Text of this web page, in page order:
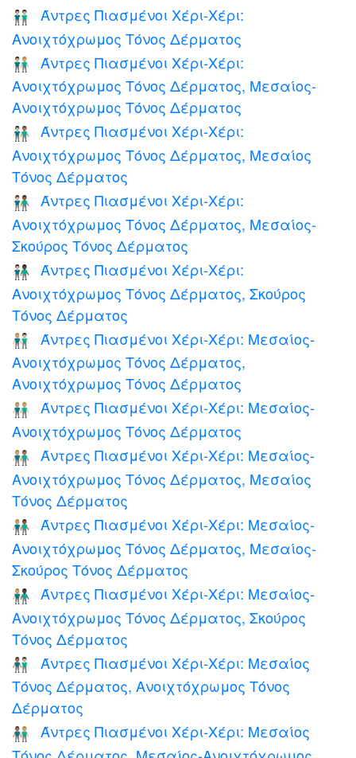
👬🏻
Άντρες Πιασμένοι Χέρι-Χέρι:
Ανοιχτόχρωμος Τόνος Δέρματος
👨🏻‍🤝‍👨🏼
Άντρες Πιασμένοι Χέρι-Χέρι:
Ανοιχτόχρωμος Τόνος Δέρματος, Μεσαίος-
Ανοιχτόχρωμος Τόνος Δέρματος
👨🏻‍🤝‍👨🏽
Άντρες Πιασμένοι Χέρι-Χέρι:
Ανοιχτόχρωμος Τόνος Δέρματος, Μεσαίος
Τόνος Δέρματος
👨🏻‍🤝‍👨🏾
Άντρες Πιασμένοι Χέρι-Χέρι:
Ανοιχτόχρωμος Τόνος Δέρματος, Μεσαίος-
Σκούρος Τόνος Δέρματος
👨🏻‍🤝‍👨🏿
Άντρες Πιασμένοι Χέρι-Χέρι:
Ανοιχτόχρωμος Τόνος Δέρματος, Σκούρος
Τόνος Δέρματος
👨🏼‍🤝‍👨🏻
Άντρες Πιασμένοι Χέρι-Χέρι: Μεσαίος-
Ανοιχτόχρωμος Τόνος Δέρματος,
Ανοιχτόχρωμος Τόνος Δέρματος
👬🏼
Άντρες Πιασμένοι Χέρι-Χέρι: Μεσαίος-
Ανοιχτόχρωμος Τόνος Δέρματος
👨🏼‍🤝‍👨🏽
Άντρες Πιασμένοι Χέρι-Χέρι: Μεσαίος-
Ανοιχτόχρωμος Τόνος Δέρματος, Μεσαίος
Τόνος Δέρματος
👨🏼‍🤝‍👨🏾
Άντρες Πιασμένοι Χέρι-Χέρι: Μεσαίος-
Ανοιχτόχρωμος Τόνος Δέρματος, Μεσαίος-
Σκούρος Τόνος Δέρματος
👨🏼‍🤝‍👨🏿
Άντρες Πιασμένοι Χέρι-Χέρι: Μεσαίος-
Ανοιχτόχρωμος Τόνος Δέρματος, Σκούρος
Τόνος Δέρματος
👨🏽‍🤝‍👨🏻
Άντρες Πιασμένοι Χέρι-Χέρι: Μεσαίος
Τόνος Δέρματος, Ανοιχτόχρωμος Τόνος
Δέρματος
👨🏽‍🤝‍👨🏼
Άντρες Πιασμένοι Χέρι-Χέρι: Μεσαίος